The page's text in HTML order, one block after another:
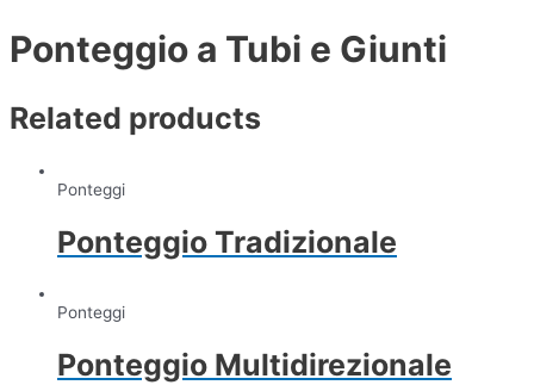
Ponteggio a Tubi e Giunti
Related products
Ponteggi
Ponteggio Tradizionale
Ponteggi
Ponteggio Multidirezionale